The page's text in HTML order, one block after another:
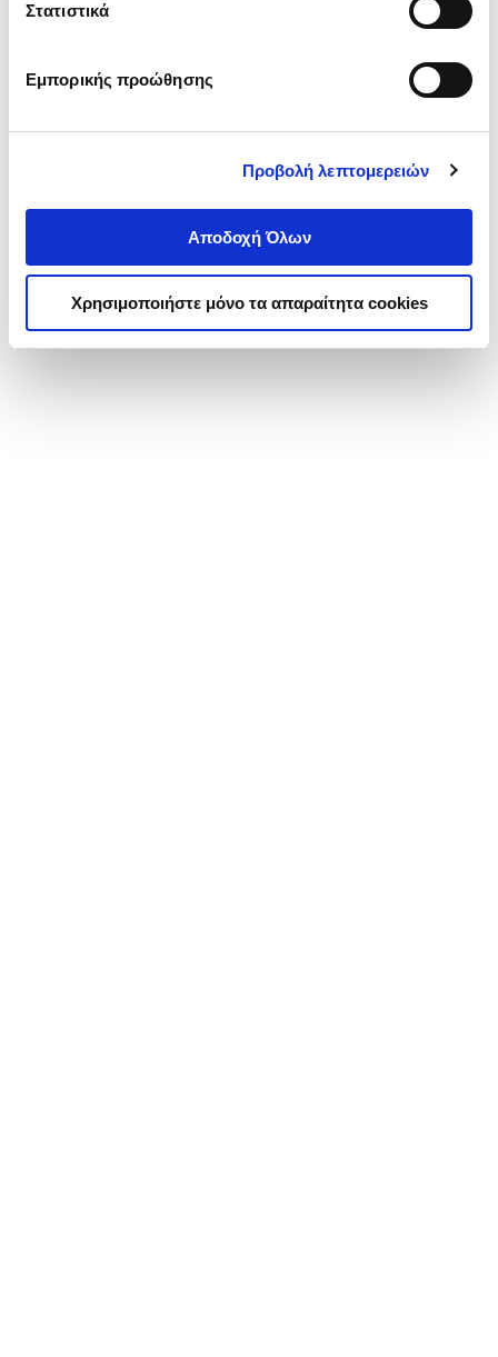
Στατιστικά
Εμπορικής προώθησης
Προβολή λεπτομερειών
Αποδοχή Όλων
Χρησιμοποιήστε μόνο τα απαραίτητα cookies